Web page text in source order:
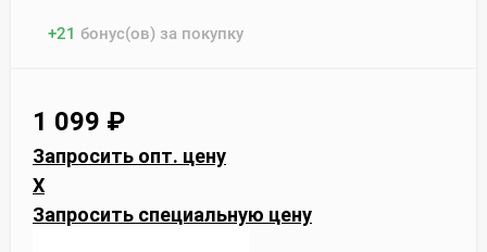
+21 бонус(ов) за покупку
1 099 ₽
Запросить опт. цену
X
Запросить специальную цену